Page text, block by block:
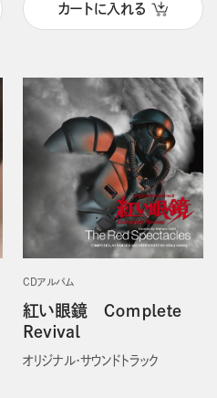
カートに入れる
CDアルバム
紅い眼鏡 Ｃｏｍｐｌｅｔｅ
Ｒｅｖｉｖａｌ
オリジナル・サウンドトラック